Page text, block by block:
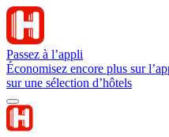
Passez à l’appli
Économisez encore plus sur
sur une sélection d’hôtels